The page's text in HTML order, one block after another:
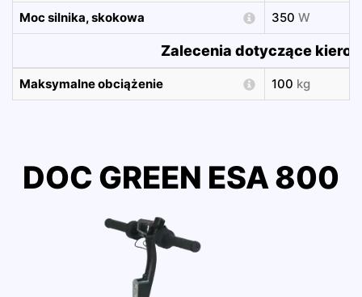
Moc silnika, skokowa 350 W
Zalecenia dotyczące
Maksymalne obciążenie 100 kg
DOC GREEN ESA 800